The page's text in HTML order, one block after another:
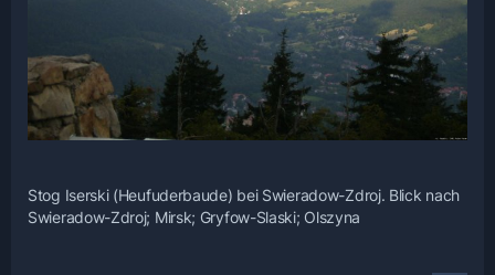
Stog Iserski (Heufuderbaude) bei Swieradow-Zdroj. Blick nach
Swieradow-Zdroj; Mirsk; Gryfow-Slaski; Olszyna